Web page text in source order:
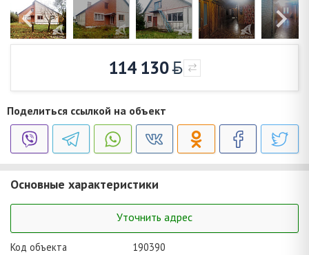
114 130
Поделиться ссылкой на объект
Основные характеристики
Уточнить адрес
Код объекта
190390